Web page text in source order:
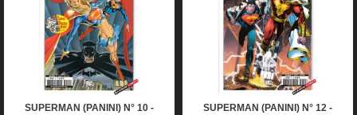
SUPERMAN (PANINI) N° 10 -
SUPERMAN (PANINI) N° 12 -